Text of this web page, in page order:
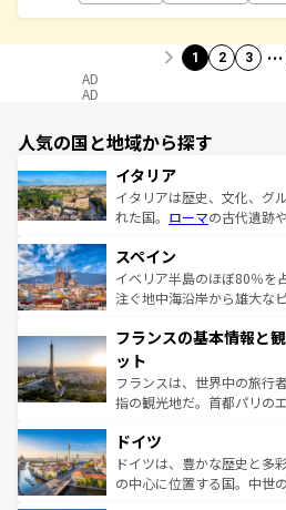
1 2 3 …
AD
AD
人気の国と地域から探す
イタリア
イタリアは歴史、文化、グ
れた国。 ローマの古代遺跡
ろん、トスカーナの美しい
景など、自然景観も見逃せ
ピザやパスタなど、絶品の
ませてくれるイタリアで、
なお、新着のイタリア情報は
しい。
スペイン
イベリア半島のほぼ80％を
注ぐ地中海沿岸から雄大な
文化が根付くこの国では、
れる闘牛、そして美味しい
る。首都マドリードの洗練
アートに溢れた街角から、
せる。地方によって風土や
ンテンツ一覧を参照してほ
フランスの基本情報と
ット
フランスは、世界中の旅行
指の観光地だ。首都パリの
で、幅広い魅力が詰まって
聖堂、美しいビーチ、そし
から魅了する。また、フラ
ドイツ
ドイツは、豊かな歴史と多
の中心に位置する国。中世